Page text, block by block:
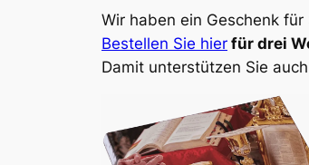
Wir haben ein Geschenk für
Bestellen Sie hier für drei
Damit unterstützen Sie